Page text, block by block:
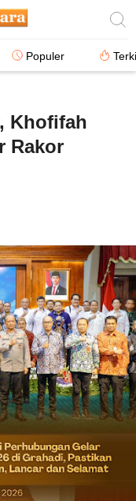
Populer
Khofifah
Rakor